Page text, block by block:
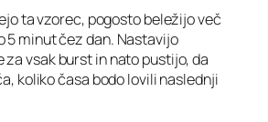
ta vzorec, pogosto beležijo več
5 minut čez dan. Nastavijo
za vsak burst in nato pustijo, da
koliko časa bodo lovili naslednji